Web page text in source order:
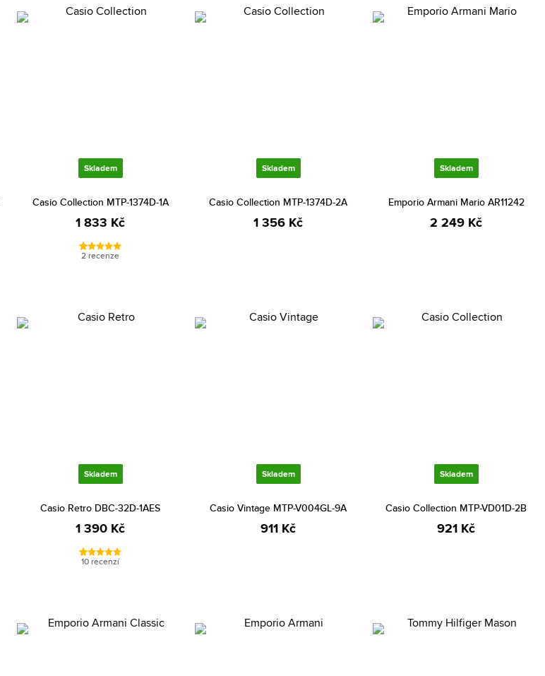
Skladem
Casio Collection MTP-1374D-1A
1 833 Kč
2 recenze
Skladem
Casio Collection MTP-1374D-2A
1 356 Kč
Skladem
Emporio Armani Mario AR11242
2 249 Kč
Skladem
Casio Retro DBC-32D-1AES
1 390 Kč
10 recenzí
Skladem
Casio Vintage MTP-V004GL-9A
911 Kč
Skladem
Casio Collection MTP-VD01D-2B
921 Kč